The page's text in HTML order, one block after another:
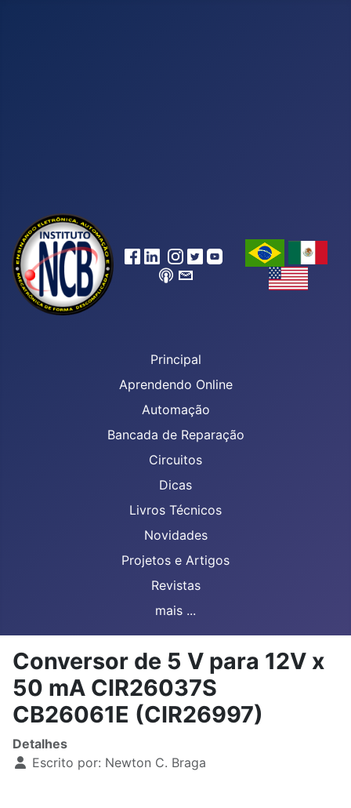
Principal
Aprendendo Online
Automação
Bancada de Reparação
Circuitos
Dicas
Livros Técnicos
Novidades
Projetos e Artigos
Revistas
mais ...
Conversor de 5 V para 12V x
50 mA CIR26037S
CB26061E (CIR26997)
Detalhes
Escrito por: Newton C. Braga